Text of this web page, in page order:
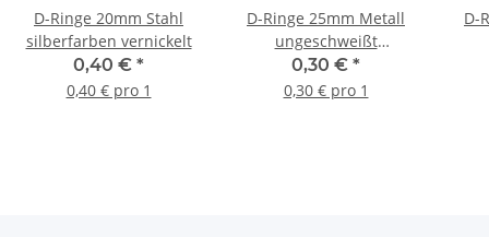
D-Ringe 20mm Stahl
silberfarben vernickelt
0,40 € *
0,40 € pro 1
D-Ringe 25mm Metall
ungeschweißt
silberfarben
0,30 € *
0,30 € pro 1
D-